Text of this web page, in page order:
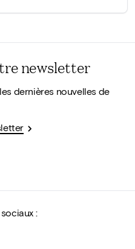
newsletter
dernières nouvelles de
: